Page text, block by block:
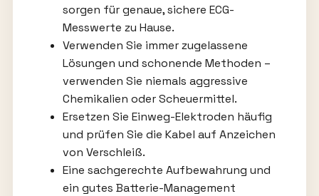
sorgen für genaue, sichere ECG-
Messwerte zu Hause.
Verwenden Sie immer zugelassene
Lösungen und schonende Methoden –
verwenden Sie niemals aggressive
Chemikalien oder Scheuermittel.
Ersetzen Sie Einweg-Elektroden häufig
und prüfen Sie die Kabel auf Anzeichen
von Verschleiß.
Eine sachgerechte Aufbewahrung und
ein gutes Batterie-Management